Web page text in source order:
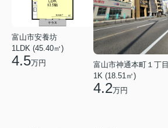
富山市安養坊
1LDK (45.40㎡)
4.5万円
富山市神通本町１丁目
1K (18.51㎡)
4.2万円